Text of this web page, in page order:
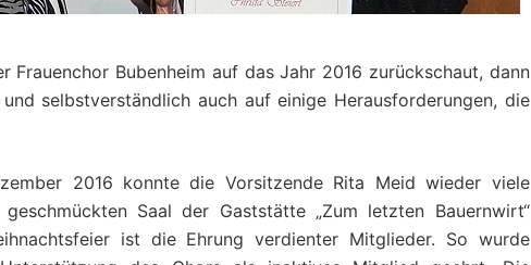
Frauenchor Bubenheim auf das Jahr 2016 zurückschaut, dann
selbstverständlich auch auf einige Herausforderungen, die
2016 konnte die Vorsitzende Rita Meid wieder viele
Saal der Gaststätte „Zum letzten Bauernwirt“
ist die Ehrung verdienter Mitglieder. So wurde